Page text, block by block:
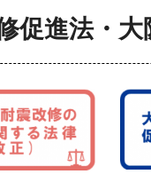
促進法・